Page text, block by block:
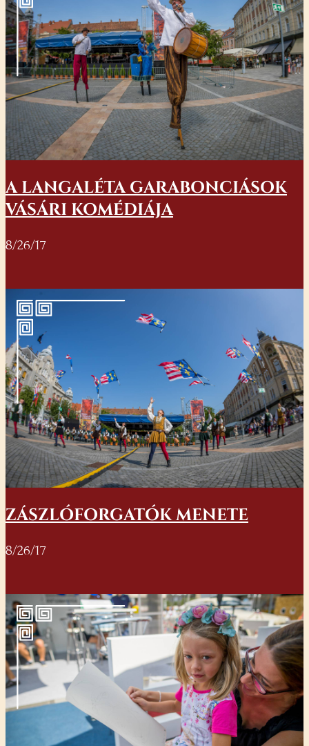
A LANGALÉTA GARABONCIÁSOK
VÁSÁRI KOMÉDIÁJA
8/26/17
ZÁSZLÓFORGATÓK MENETE
8/26/17